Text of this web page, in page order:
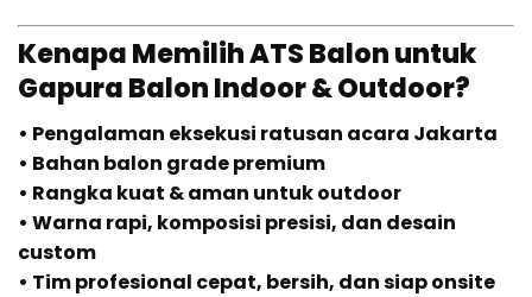
Kenapa Memilih ATS Balon untuk
Gapura Balon Indoor & Outdoor?
• Pengalaman eksekusi ratusan acara Jakarta
• Bahan balon grade premium
• Rangka kuat & aman untuk outdoor
• Warna rapi, komposisi presisi, dan desain
custom
• Tim profesional cepat, bersih, dan siap onsite